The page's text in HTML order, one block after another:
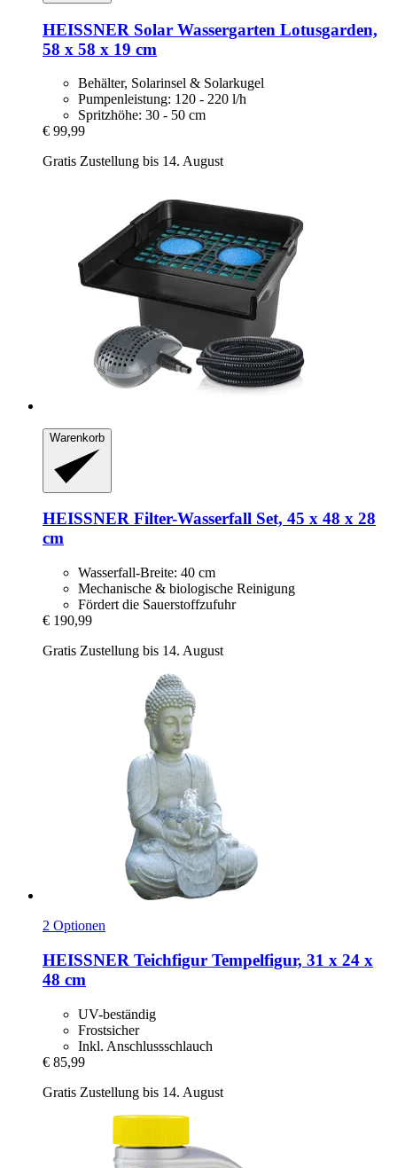
HEISSNER Solar Wassergarten Lotusgarden,
58 x 58 x 19 cm
Behälter, Solarinsel & Solarkugel
Pumpenleistung: 120 - 220 l/h
Spritzhöhe: 30 - 50 cm
€ 99,99
Gratis Zustellung bis 14. August
Warenkorb
HEISSNER Filter-​Wasserfall Set, 45 x 48 x 28
cm
Wasserfall-Breite: 40 cm
Mechanische & biologische Reinigung
Fördert die Sauerstoffzufuhr
€ 190,99
Gratis Zustellung bis 14. August
2 Optionen
HEISSNER Teichfigur Tempelfigur, 31 x 24 x
48 cm
UV-beständig
Frostsicher
Inkl. Anschlussschlauch
€ 85,99
Gratis Zustellung bis 14. August